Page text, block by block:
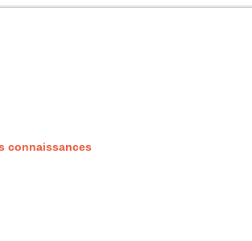
connaissances